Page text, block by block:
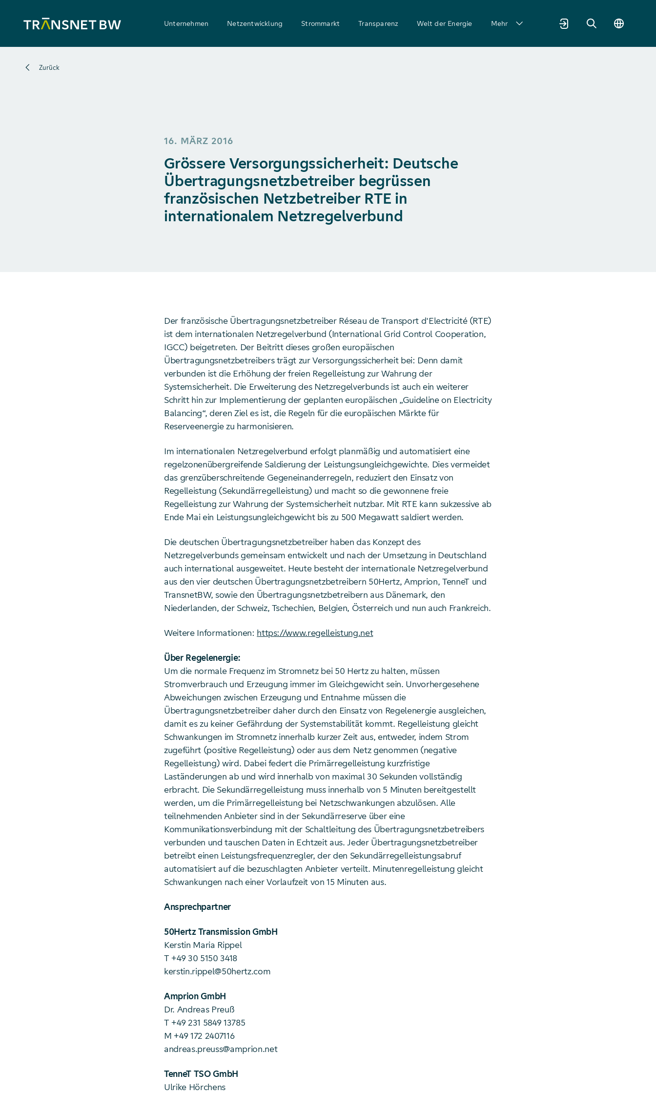
Unternehmen Netzentwicklung Strommarkt Transparenz Welt der Energie Mehr
Zurück
16. MÄRZ 2016
Grössere Versorgungssicherheit: Deutsche
Übertragungsnetzbetreiber begrüssen
französischen Netzbetreiber RTE in
internationalem Netzregelverbund
Der französische Übertragungsnetzbetreiber Réseau de Transport d'Electricité (RTE)
ist dem internationalen Netzregelverbund (International Grid Control Cooperation,
IGCC) beigetreten. Der Beitritt dieses großen europäischen
Übertragungsnetzbetreibers trägt zur Versorgungssicherheit bei: Denn damit
verbunden ist die Erhöhung der freien Regelleistung zur Wahrung der
Systemsicherheit. Die Erweiterung des Netzregelverbunds ist auch ein weiterer
Schritt hin zur Implementierung der geplanten europäischen „Guideline on Electricity
Balancing“, deren Ziel es ist, die Regeln für die europäischen Märkte für
Reserveenergie zu harmonisieren.
Im internationalen Netzregelverbund erfolgt planmäßig und automatisiert eine
regelzonenübergreifende Saldierung der Leistungsungleichgewichte. Dies vermeidet
das grenzüberschreitende Gegeneinanderregeln, reduziert den Einsatz von
Regelleistung (Sekundärregelleistung) und macht so die gewonnene freie
Regelleistung zur Wahrung der Systemsicherheit nutzbar. Mit RTE kann sukzessive ab
Ende Mai ein Leistungsungleichgewicht bis zu 500 Megawatt saldiert werden.
Die deutschen Übertragungsnetzbetreiber haben das Konzept des
Netzregelverbunds gemeinsam entwickelt und nach der Umsetzung in Deutschland
auch international ausgeweitet. Heute besteht der internationale Netzregelverbund
aus den vier deutschen Übertragungsnetzbetreibern 50Hertz, Amprion, TenneT und
TransnetBW, sowie den Übertragungsnetzbetreibern aus Dänemark, den
Niederlanden, der Schweiz, Tschechien, Belgien, Österreich und nun auch Frankreich.
Weitere Informationen: https://www.regelleistung.net
Über Regelenergie:
Um die normale Frequenz im Stromnetz bei 50 Hertz zu halten, müssen
Stromverbrauch und Erzeugung immer im Gleichgewicht sein. Unvorhergesehene
Abweichungen zwischen Erzeugung und Entnahme müssen die
Übertragungsnetzbetreiber daher durch den Einsatz von Regelenergie ausgleichen,
damit es zu keiner Gefährdung der Systemstabilität kommt. Regelleistung gleicht
Schwankungen im Stromnetz innerhalb kurzer Zeit aus, entweder, indem Strom
zugeführt (positive Regelleistung) oder aus dem Netz genommen (negative
Regelleistung) wird. Dabei federt die Primärregelleistung kurzfristige
Laständerungen ab und wird innerhalb von maximal 30 Sekunden vollständig
erbracht. Die Sekundärregelleistung muss innerhalb von 5 Minuten bereitgestellt
werden, um die Primärregelleistung bei Netzschwankungen abzulösen. Alle
teilnehmenden Anbieter sind in der Sekundärreserve über eine
Kommunikationsverbindung mit der Schaltleitung des Übertragungsnetzbetreibers
verbunden und tauschen Daten in Echtzeit aus. Jeder Übertragungsnetzbetreiber
betreibt einen Leistungsfrequenzregler, der den Sekundärregelleistungsabruf
automatisiert auf die bezuschlagten Anbieter verteilt. Minutenregelleistung gleicht
Schwankungen nach einer Vorlaufzeit von 15 Minuten aus.
Ansprechpartner
50Hertz Transmission GmbH
Kerstin Maria Rippel
T +49 30 5150 3418
kerstin.rippel@50hertz.com
Amprion GmbH
Dr. Andreas Preuß
T +49 231 5849 13785
M +49 172 2407116
andreas.preuss@amprion.net
TenneT TSO GmbH
Ulrike Hörchens